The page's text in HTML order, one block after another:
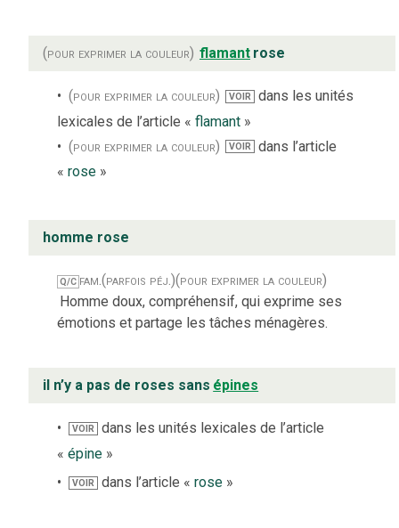
(pour exprimer la couleur) flamant rose
(pour exprimer la couleur) VOIR dans les unités
lexicales de l’article « flamant »
(pour exprimer la couleur)
VOIR
dans l’article
« rose »
homme rose
Q/C fam.(parfois péj.)(pour exprimer la couleur)
Homme doux, compréhensif, qui exprime ses
émotions et partage les tâches ménagères.
il n’y a pas de roses sans épines
VOIR
dans les unités lexicales de l’article
« épine »
VOIR dans l’article «rose »